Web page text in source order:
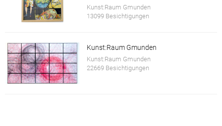
Kunst:Raum Gmunden
13099 Besichtigungen
Kunst:Raum Gmunden
Kunst:Raum Gmunden
22669 Besichtigungen